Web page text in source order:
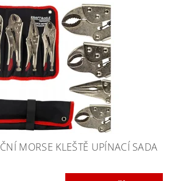
MORSE KLEŠTĚ UPÍNACÍ SADA